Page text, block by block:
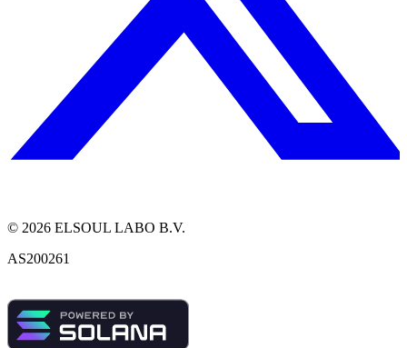
© 2026 ELSOUL LABO B.V.
AS200261